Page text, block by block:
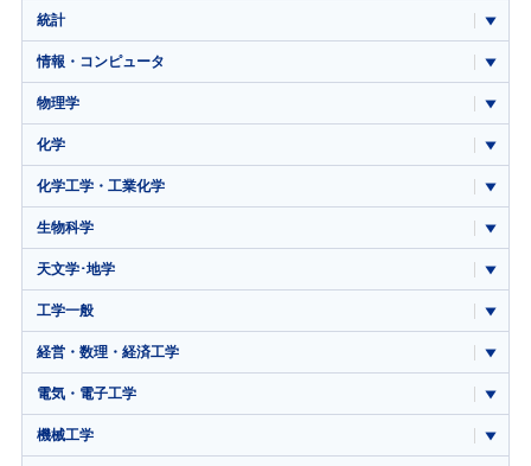
統計
情報・コンピュータ
物理学
化学
化学工学・工業化学
生物科学
天文学･地学
工学一般
経営・数理・経済工学
電気・電子工学
機械工学